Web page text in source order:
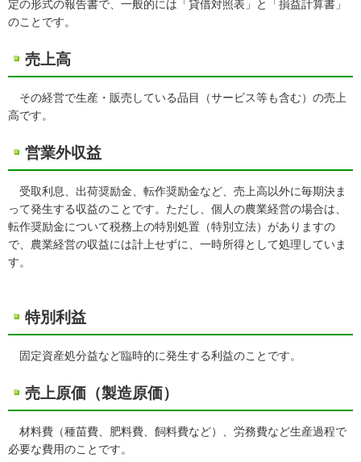
定の形式の報告書で、一般的には「貸借対照表」と「損益計算書」
のことです。
売上高
その経営で生産・販売している品目（サービス等も含む）の売上
高です。
営業外収益
受取利息、出荷奨励金、転作奨励金など、売上高以外に毎期決ま
って発生する収益のことです。ただし、個人の農業経営の場合は、
転作奨励金について税務上の特別処置（特別立法）がありますの
で、農業経営の収益には計上せずに、一時所得として処理していま
す。
特別利益
固定資産処分益など臨時的に発生する利益のことです。
売上原価（製造原価）
材料費（種苗費、肥料費、飼料費など）、労務費など生産過程で
必要な費用のことです。